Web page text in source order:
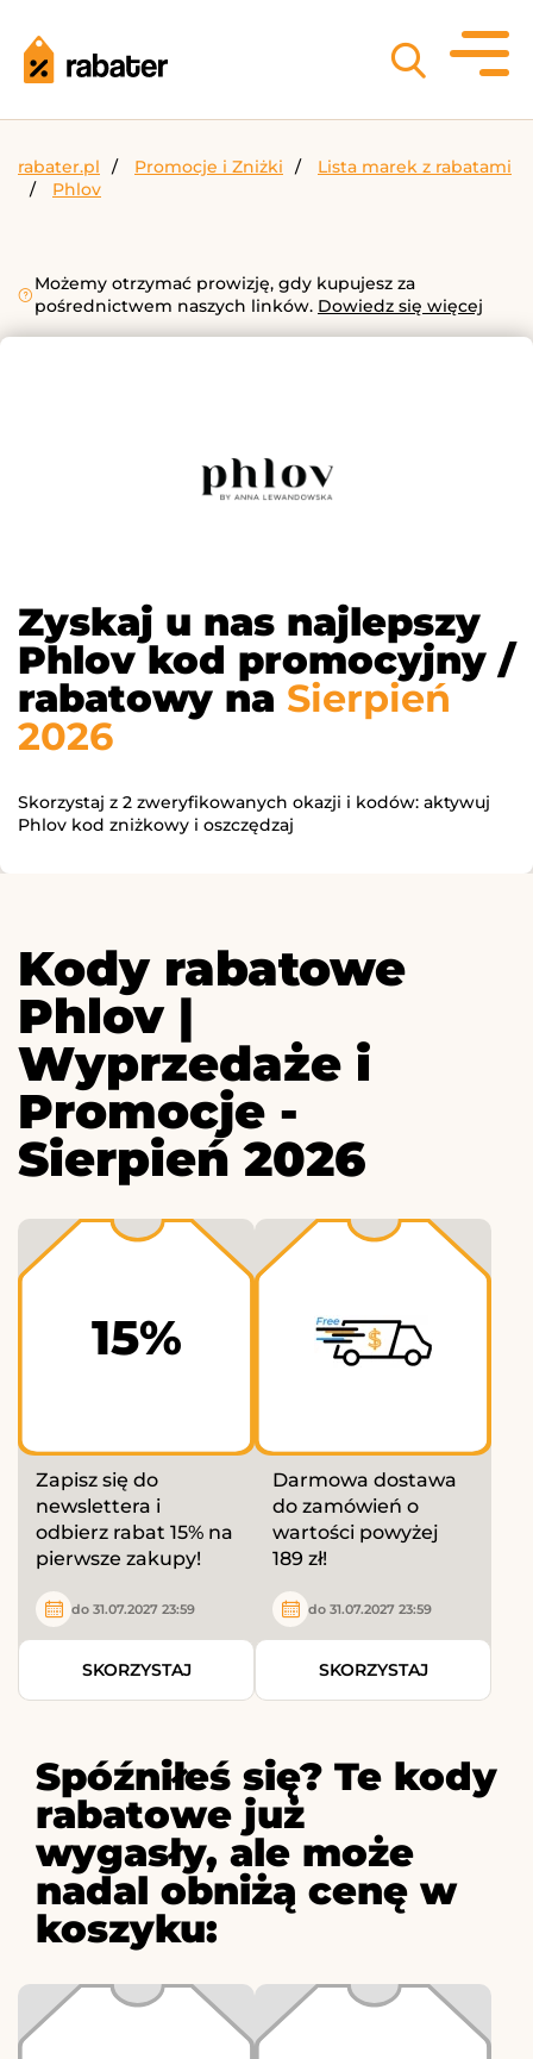
rabater.pl Promocje i Zniżki
Lista marek z rabatami
Phlov
Możemy otrzymać prowizję, gdy kupujesz za
pośrednictwem naszych linków. Dowiedz się więcej
Zyskaj u nas najlepszy
Phlov kod promocyjny /
rabatowy na Sierpień
2026
Skorzystaj z 2 zweryfikowanych okazji i kodów: aktywuj
Phlov kod zniżkowy i oszczędzaj
Kody rabatowe
Phlov |
Wyprzedaże i
Promocje -
Sierpień 2026
15%
Zapisz się do
newslettera i
odbierz rabat 15% na
pierwsze zakupy!
do 31.07.2027 23:59
SKORZYSTAJ
Darmowa dostawa
do zamówień o
wartości powyżej
189 zł!
do 31.07.2027 23:59
SKORZYSTAJ
Spóźniłeś się? Te kody
rabatowe już
wygasły, ale może
nadal obniżą cenę w
koszyku: